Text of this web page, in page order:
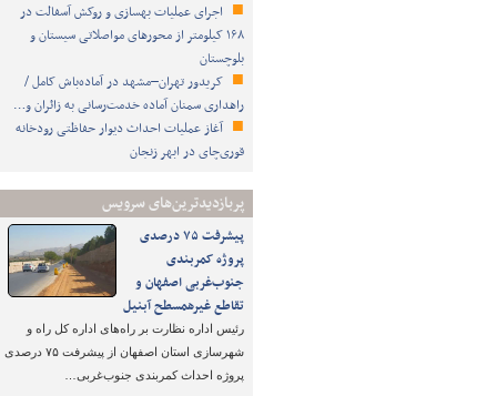
اجرای عملیات بهسازی و روکش آسفالت در
۱۶۸ کیلومتر از محورهای مواصلاتی سیستان و
بلوچستان
کریدور تهران–مشهد در آماده‌باش کامل /
راهداری سمنان آماده خدمت‌رسانی به زائران و…
آغاز عملیات احداث دیوار حفاظتی رودخانه
قوری‌چای در ابهر زنجان
پربازدیدترین‌های سرویس
پیشرفت ۷۵ درصدی
پروژه کمربندی
جنوب‌غربی اصفهان و
تقاطع غیرهمسطح آبنیل
رئیس اداره نظارت بر راه‌های اداره کل راه و
شهرسازی استان اصفهان از پیشرفت ۷۵ درصدی
پروژه احداث کمربندی جنوب‌غربی…